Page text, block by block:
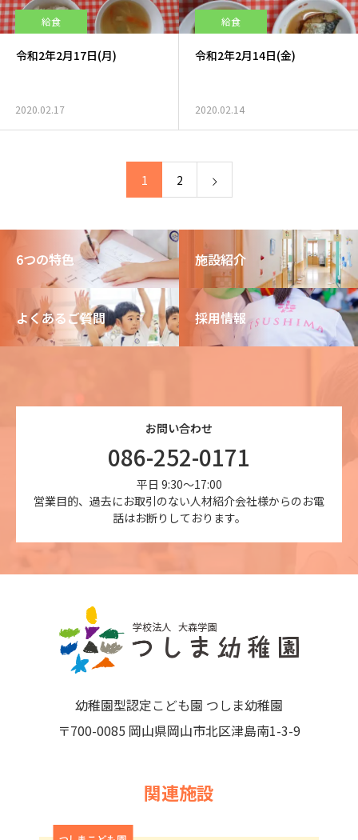
給食
令和2年2月17日(月)
2020.02.17
給食
令和2年2月14日(金)
2020.02.14
1 2
6つの特色 施設紹介
よくあるご質問 採用情報
お問い合わせ
086-252-0171
平日 9:30～17:00
営業目的、過去にお取引のない人材紹介会社様からのお電
話はお断りしております。
幼稚園型認定こども園 つしま幼稚園
〒700-0085 岡山県岡山市北区津島南1-3-9
関連施設